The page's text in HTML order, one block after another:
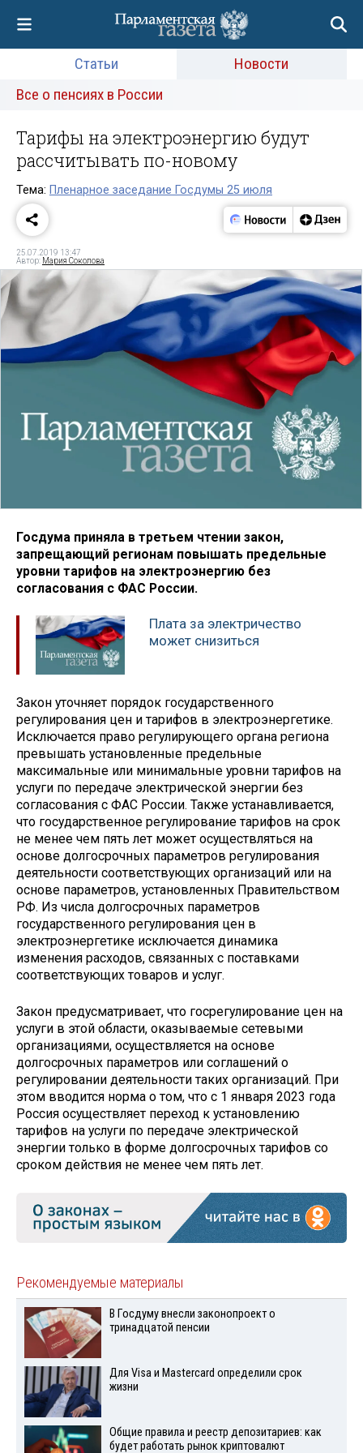
Статьи
Новости
Все о пенсиях в России
Тарифы на электроэнергию будут
рассчитывать по-новому
Тема: Пленарное заседание Госдумы 25 июля
25.07.2019 13:47
Автор: Мария Соколова
Госдума приняла в третьем чтении закон,
запрещающий регионам повышать предельные
уровни тарифов на электроэнергию без
согласования с ФАС России.
Плата за электричество
может снизиться
Закон уточняет порядок государственного
регулирования цен и тарифов в электроэнергетике.
Исключается право регулирующего органа региона
превышать установленные предельные
максимальные или минимальные уровни тарифов на
услуги по передаче электрической энергии без
согласования с ФАС России. Также устанавливается,
что государственное регулирование тарифов на срок
не менее чем пять лет может осуществляться на
основе долгосрочных параметров регулирования
деятельности соответствующих организаций или на
основе параметров, установленных Правительством
РФ. Из числа долгосрочных параметров
государственного регулирования цен в
электроэнергетике исключается динамика
изменения расходов, связанных с поставками
соответствующих товаров и услуг.
Закон предусматривает, что госрегулирование цен на
услуги в этой области, оказываемые сетевыми
организациями, осуществляется на основе
долгосрочных параметров или соглашений о
регулировании деятельности таких организаций. При
этом вводится норма о том, что с 1 января 2023 года
Россия осуществляет переход к установлению
тарифов на услуги по передаче электрической
энергии только в форме долгосрочных тарифов со
сроком действия не менее чем пять лет.
Рекомендуемые материалы
В Госдуму внесли законопроект о
тринадцатой пенсии
Для Visа и Mastercard определили срок
жизни
Общие правила и реестр депозитариев: как
будет работать рынок криптовалют